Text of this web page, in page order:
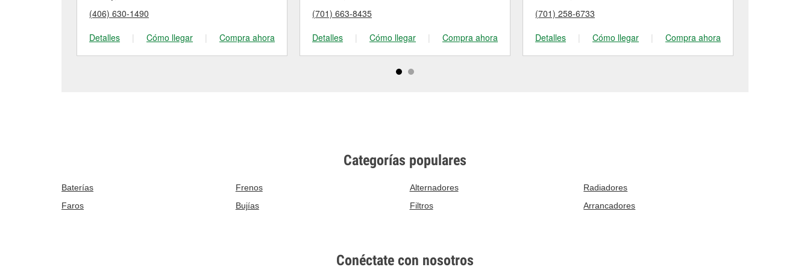
(406) 630-1490
Detalles
| Cómo llegar | Compra ahora
(701) 663-8435
Detalles
| Cómo llegar | Compra ahora
(701) 258-6733
Detalles
| Cómo llegar | Compra ahora
Categorías populares
Baterías Frenos Alternadores
Radiadores
Faros
Bujías Filtros Arrancadores
Conéctate con nosotros